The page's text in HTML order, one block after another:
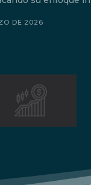
DE 2026